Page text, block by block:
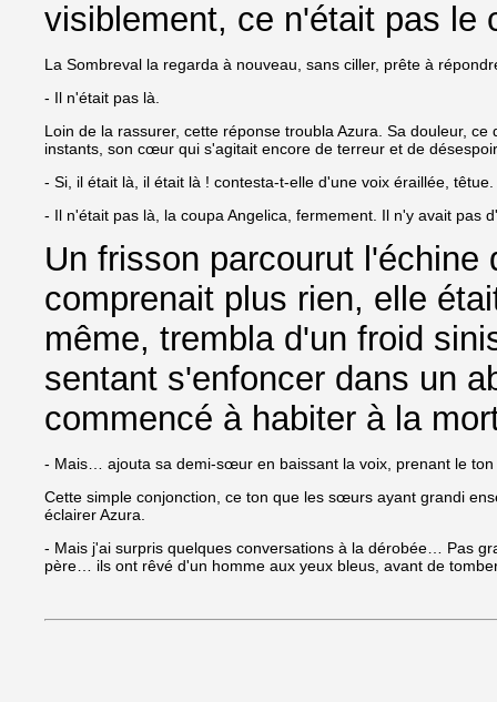
visiblement, ce n'était pas le
La Sombreval la regarda à nouveau, sans ciller, prête à
- Il n'était pas là.
Loin de la rassurer, cette réponse troubla Azura. Sa douleur,
instants, son cœur qui s'agitait encore de terreur et de
- Si, il était là, il était là ! contesta-t-elle d'une voix éraillée,
- Il n'était pas là, la coupa Angelica, fermement. Il n'y avait
Un frisson parcourut
comprenait plus rien, elle
même, trembla d'un froid
sentant s'enfoncer dans un
commencé à habiter à la
- Mais… ajouta sa demi-sœur en baissant la voix, prenant le ton
Cette simple conjonction, ce ton que les sœurs ayant grandi
éclairer Azura.
- Mais j'ai surpris quelques conversations à la dérobée… Pas
père… ils ont rêvé d'un homme aux yeux bleus, avant de